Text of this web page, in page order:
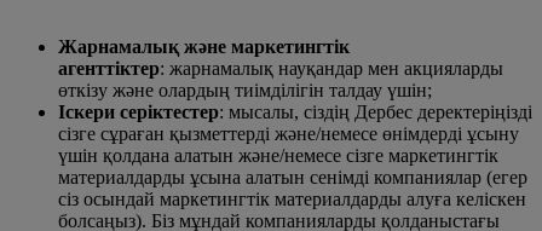
Жарнамалық және маркетингтік
агенттіктер: жарнамалық науқандар мен акцияларды
өткізу және олардың тиімділігін талдау үшін;
Іскери серіктестер: мысалы, сіздің Дербес деректеріңізді
сізге сұраған қызметтерді және/немесе өнімдерді ұсыну
үшін қолдана алатын және/немесе сізге маркетингтік
материалдарды ұсына алатын сенімді компаниялар (егер
сіз осындай маркетингтік материалдарды алуға келіскен
болсаңыз). Біз мұндай компанияларды қолданыстағы